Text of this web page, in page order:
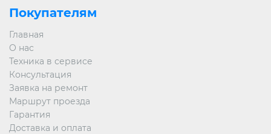
Покупателям
Главная
О нас
Техника в сервисе
Консультация
Заявка на ремонт
Маршрут проезда
Гарантия
Доставка и оплата